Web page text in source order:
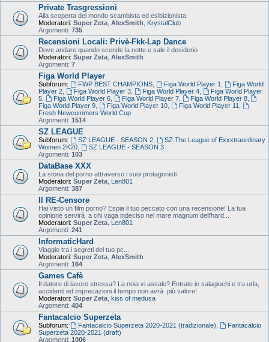
Private Trasgressioni
Alla scoperta del mondo scambista ed esibizionista.
Moderatori: Super Zeta AlexSmith
KrystalClub
Argomenti: 735
Recensioni Locali: Privè-Fkk-Lap Dance
Dove andare quando scende la notte e sale il desiderio
Moderatori: Super Zeta AlexSmith
Argomenti: 7
Figa World Player
Subforum: FWP BEST CHAMPIONS, Figa World Player 1
Figa World
Player 2
Figa World Player 3, Figa World Player 4,
Figa World Player
5
Figa World Player 6, Figa World Player 7, Figa World Player 8,
Figa World Player 9
Figa World Player 10, Figa World Player 11
Fresh Newcummers World Cup
Argomenti: 1514
SZ LEAGUE
Subforum: SZ LEAGUE - SEASON 2,
SZ The League of Exxxtraordinary
Women 2K20
SZ LEAGUE - SEASON 3
Argomenti: 103
DataBase XXX
La storia del porno attraverso i suoi protagonisti
Moderatori: Super Zeta Len801
Argomenti: 387
Il RE-Censore
Hai visto un film porno? Espia il tuo peccato con una recensione! La tua
opinione servirà a chi vaga indeciso nel mare magnum dell'hard...
Moderatori: Super Zeta Len801
Argomenti: 241
InformaticHard
Viaggio tra i segreti del tuo pc...
Moderatori: Super Zeta AlexSmith
Argomenti: 164
Games Cafè
Il datore di lavoro stressa? La noia vi assale? Entrate in salagiochi e tra urla,
accidenti ed imprecazioni il tempo non avrà più valore!
Moderatori: Super Zeta kiss of medusa
Argomenti: 404
Fantacalcio Superzeta
Subforum: Fantacalcio Superzeta 2020-2021 (tradizionale)
Fantacalcio
Superzeta 2020-2021 (draft)
Argomenti: 1006